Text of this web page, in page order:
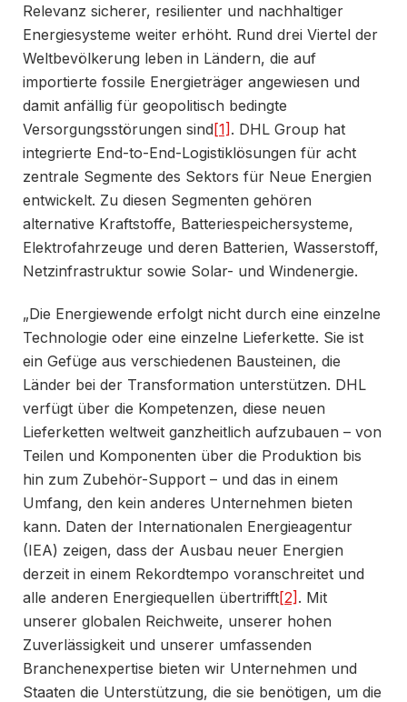
Relevanz sicherer, resilienter und nachhaltiger
Energiesysteme weiter erhöht. Rund drei Viertel der
Weltbevölkerung leben in Ländern, die auf
importierte fossile Energieträger angewiesen und
damit anfällig für geopolitisch bedingte
Versorgungsstörungen sind[1] . DHL Group hat
integrierte End-to-End-Logistiklösungen für acht
zentrale Segmente des Sektors für Neue Energien
entwickelt. Zu diesen Segmenten gehören
alternative Kraftstoffe, Batteriespeichersysteme,
Elektrofahrzeuge und deren Batterien, Wasserstoff,
Netzinfrastruktur sowie Solar- und Windenergie.
„Die Energiewende erfolgt nicht durch eine einzelne
Technologie oder eine einzelne Lieferkette. Sie ist
ein Gefüge aus verschiedenen Bausteinen, die
Länder bei der Transformation unterstützen. DHL
verfügt über die Kompetenzen, diese neuen
Lieferketten weltweit ganzheitlich aufzubauen – von
Teilen und Komponenten über die Produktion bis
hin zum Zubehör-Support – und das in einem
Umfang, den kein anderes Unternehmen bieten
kann. Daten der Internationalen Energieagentur
(IEA) zeigen, dass der Ausbau neuer Energien
derzeit in einem Rekordtempo voranschreitet und
alle anderen Energiequellen übertrifft[2] . Mit
unserer globalen Reichweite, unserer hohen
Zuverlässigkeit und unserer umfassenden
Branchenexpertise bieten wir Unternehmen und
Staaten die Unterstützung, die sie benötigen, um die